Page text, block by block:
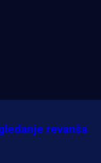
Hajduka!
revanša